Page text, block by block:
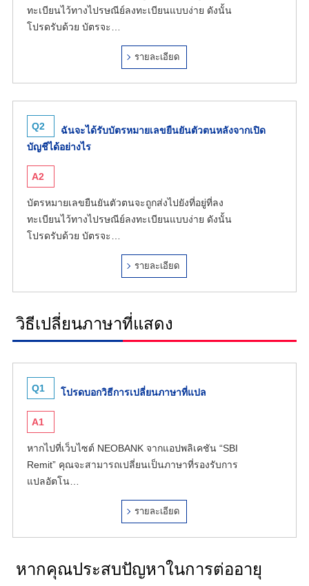
ทะเบียนไว้ทางไปรษณีย์ลงทะเบียนแบบง่าย ดังนั้น
โปรดรับด้วย บัตรจะ…
รายละเอียด
Q2
ฉันจะได้รับบัตรหมายเลขยืนยันตัวตนหลังจากเปิด
บัญชีได้อย่างไร
A2
บัตรหมายเลขยืนยันตัวตนจะถูกส่งไปยังที่อยู่ที่ลง
ทะเบียนไว้ทางไปรษณีย์ลงทะเบียนแบบง่าย ดังนั้น
โปรดรับด้วย บัตรจะ…
รายละเอียด
วิธีเปลี่ยนภาษาที่แสดง
Q1 โปรดบอกวิธีการเปลี่ยนภาษาที่แปล
A1
หากไปที่เว็บไซต์ NEOBANK จากแอปพลิเคชัน “SBI
Remit” คุณจะสามารถเปลี่ยนเป็นภาษาที่รองรับการ
แปลอัตโน…
รายละเอียด
หากคุณประสบปัญหาในการต่ออายุ